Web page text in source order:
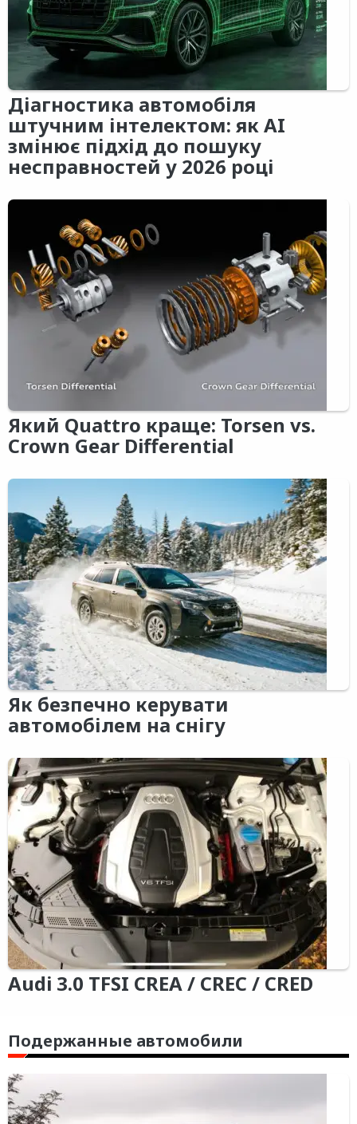
Діагностика автомобіля
штучним інтелектом: як AI
змінює підхід до пошуку
несправностей у 2026 році
Який Quattro краще: Torsen vs.
Crown Gear Differential
Як безпечно керувати
автомобілем на снігу
Audi 3.0 TFSI CREA / CREC / CRED
Подержанные автомобили